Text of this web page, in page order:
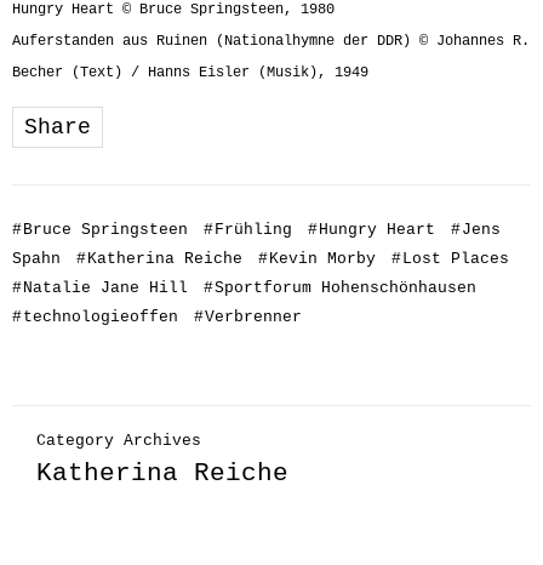
Hungry Heart © Bruce Springsteen, 1980
Auferstanden aus Ruinen (Nationalhymne der DDR) © Johannes R.
Becher (Text) / Hanns Eisler (Musik), 1949
Share
#Bruce Springsteen #Frühling #Hungry Heart #Jens
Spahn
#Katherina Reiche #Kevin Morby #Lost Places
#Natalie Jane Hill #Sportforum Hohenschönhausen
#technologieoffen #Verbrenner
Category Archives
Katherina Reiche